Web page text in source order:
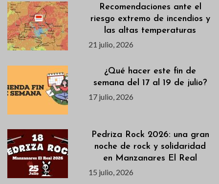
Recomendaciones ante el
riesgo extremo de incendios y
las altas temperaturas
21 julio, 2026
¿Qué hacer este fin de
semana del 17 al 19 de julio?
17 julio, 2026
Pedriza Rock 2026: una gran
noche de rock y solidaridad
en Manzanares El Real
15 julio, 2026